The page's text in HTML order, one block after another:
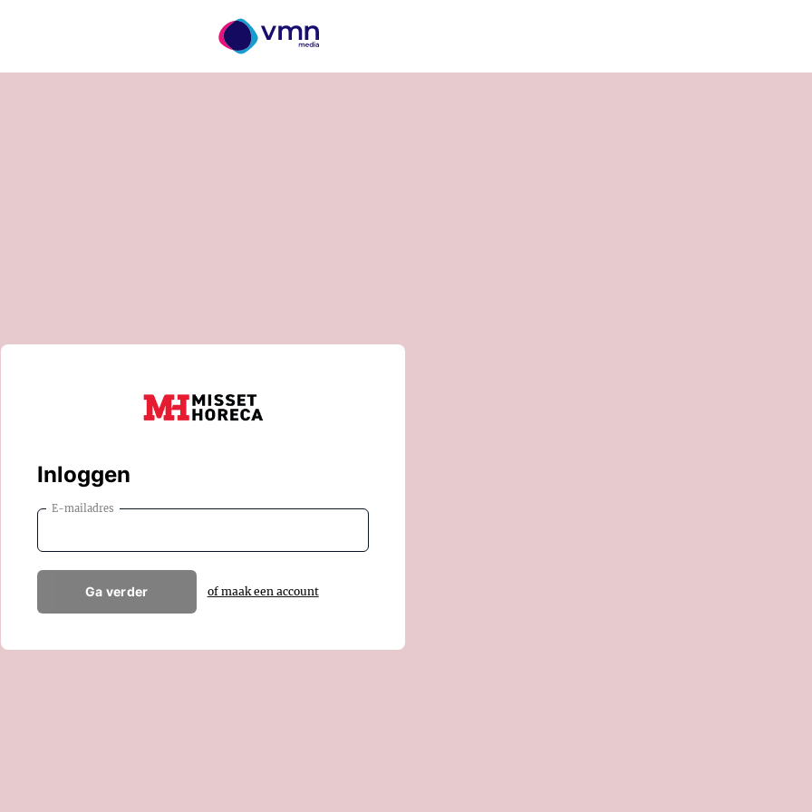
Inloggen
E-mailadres
Ga verder of maak een account